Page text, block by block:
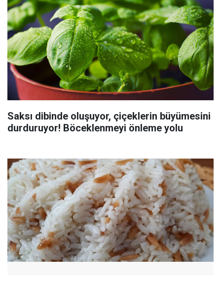
Saksı dibinde oluşuyor, çiçeklerin büyümesini
durduruyor! Böceklenmeyi önleme yolu